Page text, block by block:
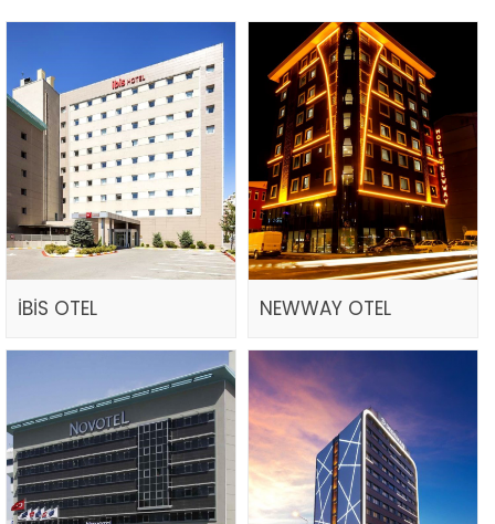
İBİS OTEL NEWWAY OTEL